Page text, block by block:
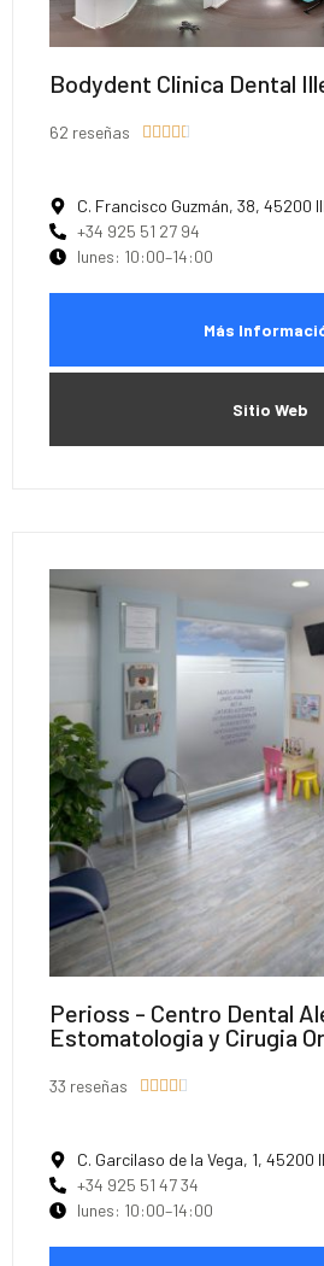
Bodydent Clinica Dental
62 reseñas     
C. Francisco Guzmán, 38, 45200
+34 925 51 27 94
lunes: 10:00–14:00
Más
Sitio Web
Perioss - Centro Dental
Estomatologia y Cirugia
33 reseñas     
C. Garcilaso de la Vega, 1, 45200
+34 925 51 47 34
lunes: 10:00–14:00